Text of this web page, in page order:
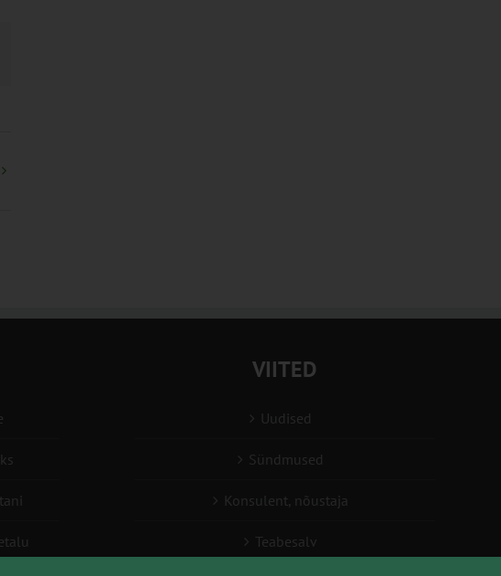
VIITED
Uudised
Sündmused
Konsulent, nõustaja
Teabesalv